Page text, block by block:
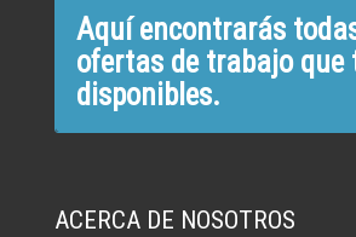
Aquí encontrarás
ofertas de trabajo que
disponibles.
ACERCA DE NOSOTROS